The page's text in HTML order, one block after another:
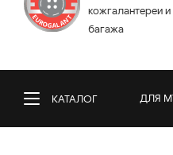
кожгалантереи и
багажа
КАТАЛОГ ДЛЯ